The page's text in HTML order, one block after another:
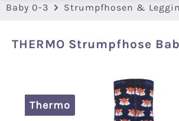
Baby 0-3 Strumpfhosen &
THERMO Strumpfhose
Bildergalerie überspringen
Thermo